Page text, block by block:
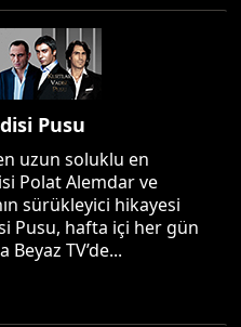
Pusu
uzun soluklu en
Polat Alemdar ve
sürükleyici hikayesi
Pusu, hafta içi her gün
Beyaz TV’de...